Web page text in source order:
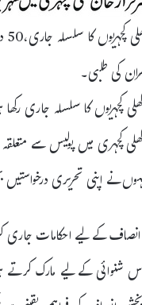
کی طلبی۔
کچہریوں کا سلسلہ جاری
گزار کھلی کچہری میں
نے اپنی تحریری
کے لیے احکامات جاری
شنوائی کے لیے مارک